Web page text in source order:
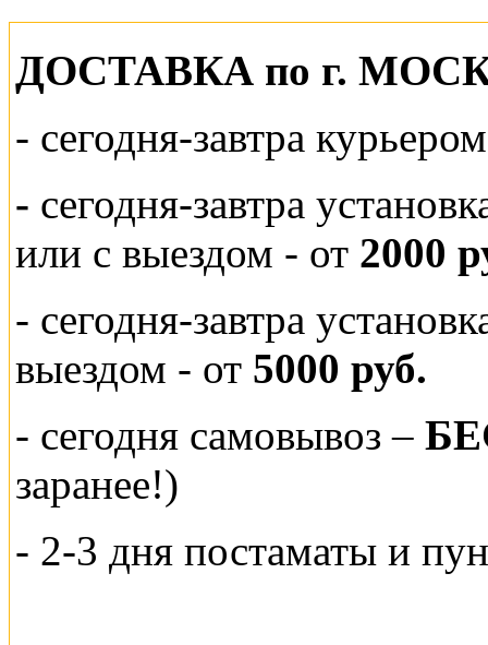
ДОСТАВКА по г.
- сегодня-завтра
- сегодня-завтра
или с выездом - от 2000
- сегодня-завтра
выездом - от 5000 руб.
- сегодня самовывоз –
заранее!)
- 2-3 дня постаматы и